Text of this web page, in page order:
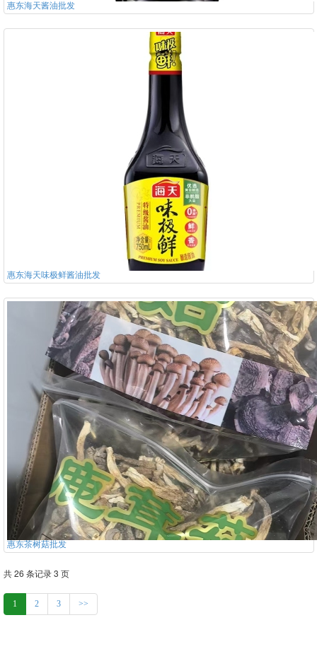
惠东海天酱油批发
惠东海天味极鲜酱油批发
惠东茶树菇批发
共 26 条记录 3 页
1 2 3 >>